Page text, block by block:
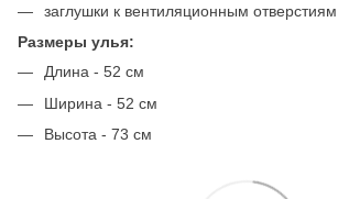
заглушки к вентиляционным отверстиям
Размеры улья:
Длина - 52 см
Ширина - 52 см
Высота - 73 см